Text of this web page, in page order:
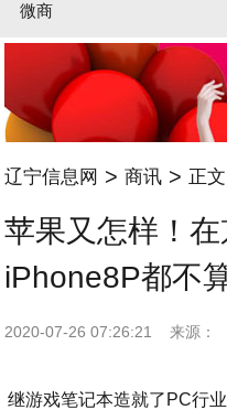
微商
辽宁信息网 > 商讯 > 正文
苹果又怎样！
iPhone8P都不
2020-07-26 07:26:21 来源：
继游戏笔记本造就了PC行